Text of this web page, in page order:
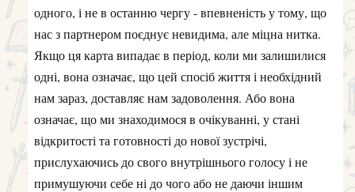
одного, і не в останню чергу - впевненість у тому, що
нас з партнером поєднує невидима, але міцна нитка.
Якщо ця карта випадає в період, коли ми залишилися
одні, вона означає, що цей спосіб життя і необхідний
нам зараз, доставляє нам задоволення. Або вона
означає, що ми знаходимося в очікуванні, у стані
відкритості та готовності до нової зустрічі,
прислухаючись до свого внутрішнього голосу і не
примушуючи себе ні до чого або не даючи іншим